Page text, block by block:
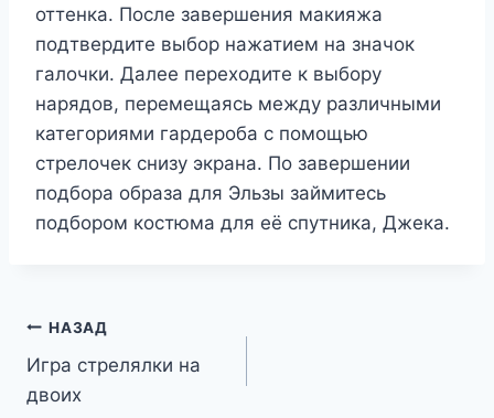
оттенка. После завершения макияжа
подтвердите выбор нажатием на значок
галочки. Далее переходите к выбору
нарядов, перемещаясь между различными
категориями гардероба с помощью
стрелочек снизу экрана. По завершении
подбора образа для Эльзы займитесь
подбором костюма для её спутника, Джека.
Навигация
по
НАЗАД
Игра стрелялки на
двоих